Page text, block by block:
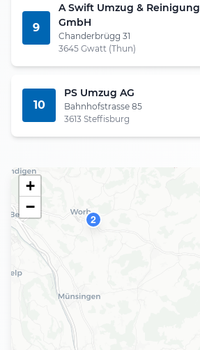
9
A Swift Umzug & Reinigung
GmbH
Chanderbrügg 31
3645 Gwatt (Thun)
10
PS Umzug AG
Bahnhofstrasse 85
3613 Steffisburg
2
+
−